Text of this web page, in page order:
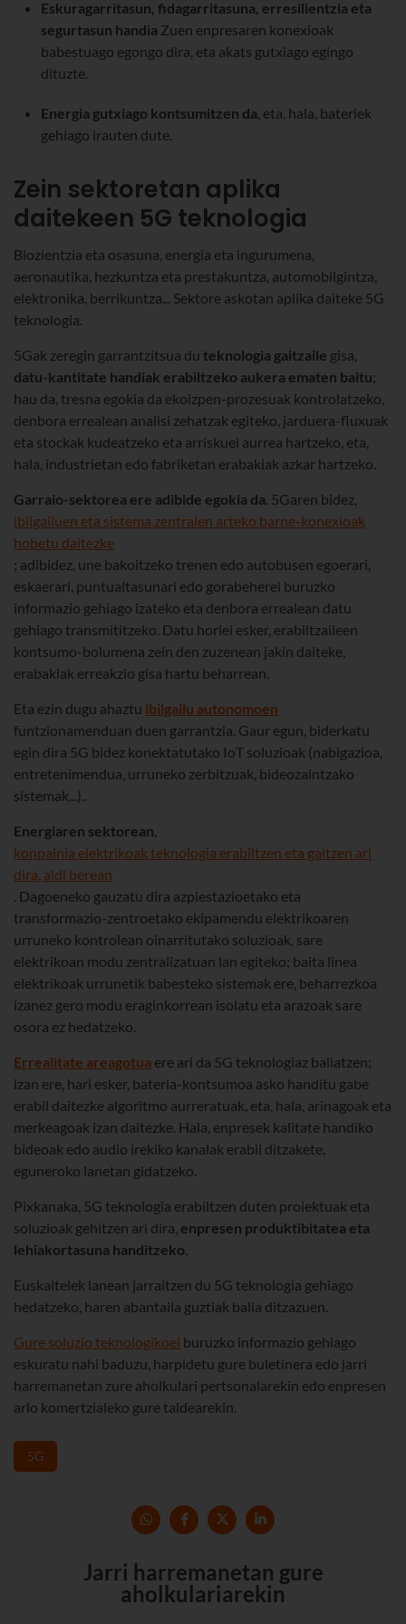
Eskuragarritasun, fidagarritasuna, erresilientzia eta
segurtasun handia Zuen enpresaren konexioak
babestuago egongo dira, eta akats gutxiago egingo
dituzte.
Energia gutxiago kontsumitzen da, eta, hala, bateriek
gehiago irauten dute.
Zein sektoretan aplika
daitekeen 5G teknologia
Biozientzia eta osasuna, energia eta ingurumena,
aeronautika, hezkuntza eta prestakuntza, automobilgintza,
elektronika, berrikuntza... Sektore askotan aplika daiteke 5G
teknologia.
5Gak zeregin garrantzitsua du teknologia gaitzaile gisa,
datu-kantitate handiak erabiltzeko aukera ematen baitu;
hau da, tresna egokia da ekoizpen-prozesuak kontrolatzeko,
denbora errealean analisi zehatzak egiteko, jarduera-fluxuak
eta stockak kudeatzeko eta arriskuei aurrea hartzeko, eta,
hala, industrietan edo fabriketan erabakiak azkar hartzeko.
Garraio-sektorea ere adibide egokia da. 5Garen bidez,
ibilgailuen eta sistema zentralen arteko barne-konexioak
hobetu daitezke
; adibidez, une bakoitzeko trenen edo autobusen egoerari,
eskaerari, puntualtasunari edo gorabeherei buruzko
informazio gehiago izateko eta denbora errealean datu
gehiago transmititzeko. Datu horiei esker, erabiltzaileen
kontsumo-bolumena zein den zuzenean jakin daiteke,
erabakiak erreakzio gisa hartu beharrean.
Eta ezin dugu ahaztu ibilgailu autonomoen
funtzionamenduan duen garrantzia. Gaur egun, biderkatu
egin dira 5G bidez konektatutako IoT soluzioak (nabigazioa,
entretenimendua, urruneko zerbitzuak, bideozaintzako
sistemak...)..
Energiaren sektorean,
konpainia elektrikoak teknologia erabiltzen eta gaitzen ari
dira, aldi berean
. Dagoeneko gauzatu dira azpiestazioetako eta
transformazio-zentroetako ekipamendu elektrikoaren
urruneko kontrolean oinarritutako soluzioak, sare
elektrikoan modu zentralizatuan lan egiteko; baita linea
elektrikoak urrunetik babesteko sistemak ere, beharrezkoa
izanez gero modu eraginkorrean isolatu eta arazoak sare
osora ez hedatzeko.
Errealitate areagotua ere ari da 5G teknologiaz baliatzen;
izan ere, hari esker, bateria-kontsumoa asko handitu gabe
erabil daitezke algoritmo aurreratuak, eta, hala, arinagoak eta
merkeagoak izan daitezke. Hala, enpresek kalitate handiko
bideoak edo audio irekiko kanalak erabil ditzakete,
eguneroko lanetan gidatzeko.
Pixkanaka, 5G teknologia erabiltzen duten proiektuak eta
soluzioak gehitzen ari dira, enpresen produktibitatea eta
lehiakortasuna handitzeko.
Euskaltelek lanean jarraitzen du 5G teknologia gehiago
hedatzeko, haren abantaila guztiak balia ditzazuen.
Gure soluzio teknologikoei buruzko informazio gehiago
eskuratu nahi baduzu, harpidetu gure buletinera edo jarri
harremanetan zure aholkulari pertsonalarekin edo enpresen
arlo komertzialeko gure taldearekin.
5G
Jarri harremanetan gure
aholkulariarekin